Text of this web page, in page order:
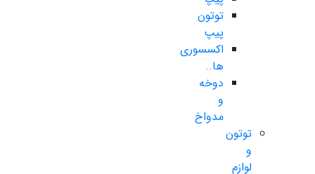
توتون
پیپ
اکسسوری
ها..
دوخه
و
مدواخ
توتون
و
لوازم